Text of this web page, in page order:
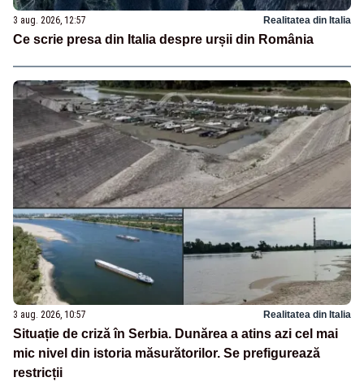
3 aug. 2026, 12:57 Realitatea din Italia
Ce scrie presa din Italia despre urșii din România
3 aug. 2026, 10:57 Realitatea din Italia
Situație de criză în Serbia. Dunărea a atins azi cel mai
mic nivel din istoria măsurătorilor. Se prefigurează
restricții